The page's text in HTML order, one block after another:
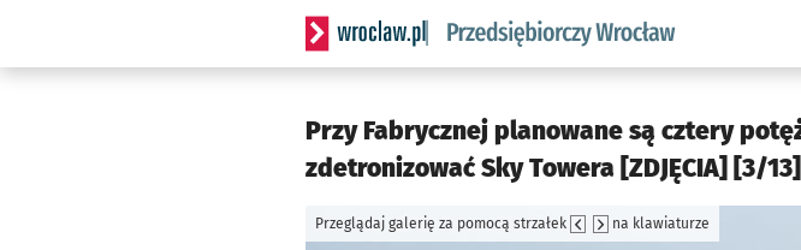
Serwis informacyjny wroclaw.pl podserwis: Strategia
Przy Fabrycznej planowane są cztery
zdetronizować Sky Towera [ZDJĘCIA] [3/13]
Przeglądaj galerię za pomocą strzałek na klawiaturze